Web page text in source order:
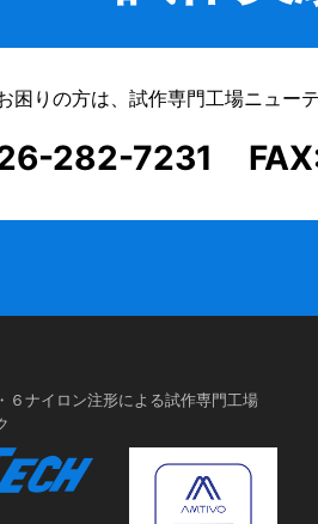
困りの方は、試作専門工場ニュー
282-7231
６ナイロン注形による試作専門工場